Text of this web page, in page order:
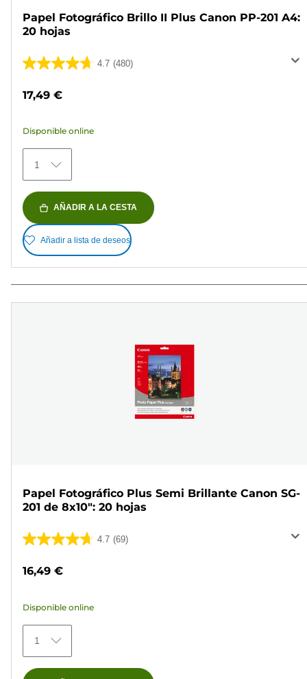
Papel Fotográfico Brillo II Plus Canon PP-201 A4:
20 hojas
4.7 (480)
4.7
5
480
reseñas
17,49 €
Disponible online
1
AÑADIR A LA CESTA
Añadir a lista de deseos
Papel Fotográfico Plus Semi Brillante Canon SG-
201 de 8x10": 20 hojas
4.7 (69)
4.7
69
reseñas
16,49 €
Disponible online
1